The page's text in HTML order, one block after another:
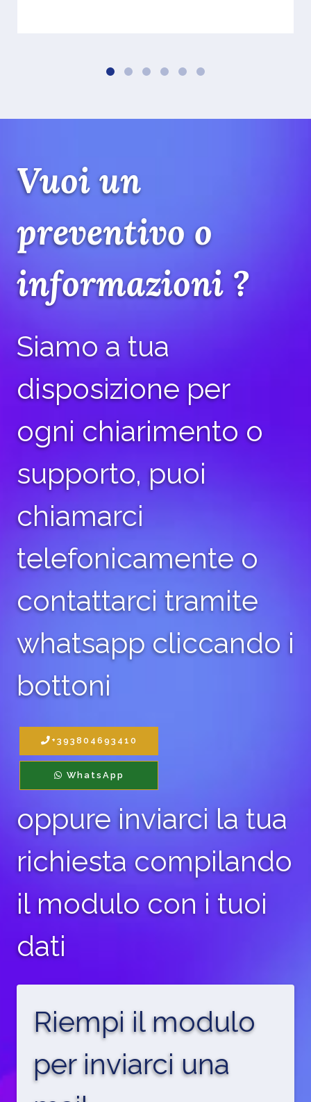
Vuoi un
preventivo o
informazioni ?
Siamo a tua
disposizione per
ogni chiarimento o
supporto, puoi
chiamarci
telefonicamente o
contattarci tramite
whatsapp cliccando i
bottoni
+393804693410
WhatsApp
oppure inviarci la tua
richiesta compilando
il modulo con i tuoi
dati
Riempi il modulo
per inviarci una